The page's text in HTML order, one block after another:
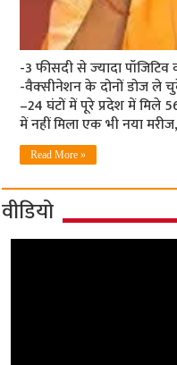
-3 फीसदी से ज्‍यादा
-वैक्‍सीनेशन के दोनों डोज ले
–24 घंटों में पूरे प्रदेश में मिले
में नहीं मिला एक भी नया
Read More »
वीडियो